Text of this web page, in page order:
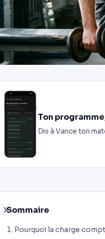
Ton
Dis à Vance ton
Sommaire
Pourquoi la charge